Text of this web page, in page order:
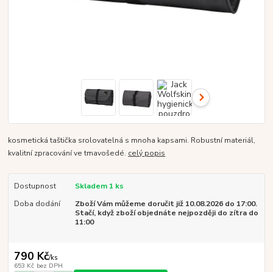
kosmetická taštička srolovatelná s mnoha kapsami. Robustní materiál,
kvalitní zpracování ve tmavošedé. celý popis
Dostupnost
Skladem 1 ks
Doba dodání
Zboží Vám můžeme doručit již 10.08.2026 do 17:00.
Stačí, když zboží objednáte nejpozději do zítra do
11:00
790 Kč/ks
653 Kč bez DPH